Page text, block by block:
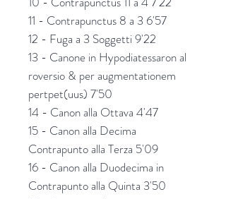
11 - Contrapunctus 8 a 3 6'57
12 - Fuga a 3 Soggetti 9'22
13 - Canone in Hypodiatessaron al
roversio & per augmentationem
pertpet(uus) 7'50
14 - Canon alla Ottava 4'47
15 - Canon alla Decima
Contrapunto alla Terza 5'09
16 - Canon alla Duodecima in
Contrapunto alla Quinta 3'50